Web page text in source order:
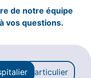
de notre équipe
vos questions.
Particulier